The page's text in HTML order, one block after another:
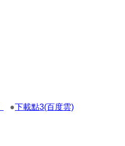
●下載點3(百度雲)